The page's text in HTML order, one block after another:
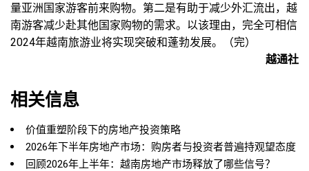
量亚洲国家游客前来购物。第二是有助于减少外汇流出，越
南游客减少赴其他国家购物的需求。以该理由，完全可相信
2024年越南旅游业将实现突破和蓬勃发展。（完）
越通社
相关信息
价值重塑阶段下的房地产投资策略
2026年下半年房地产市场：购房者与投资者普遍持观望态度
回顾2026年上半年：越南房地产市场释放了哪些信号？